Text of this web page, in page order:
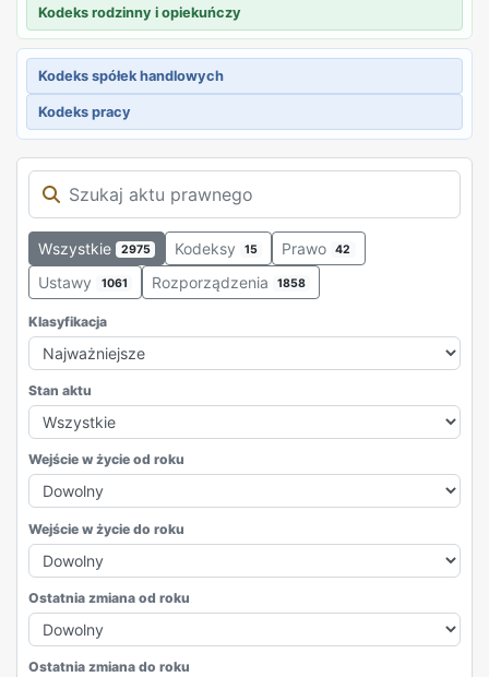
Kodeks rodzinny i opiekuńczy
Kodeks spółek handlowych
Kodeks pracy
Wszystkie 2975 Kodeksy 15 Prawo 42
Ustawy 1061 Rozporządzenia 1858
Klasyfikacja
Stan aktu
Wejście w życie od roku
Wejście w życie do roku
Ostatnia zmiana od roku
Ostatnia zmiana do roku